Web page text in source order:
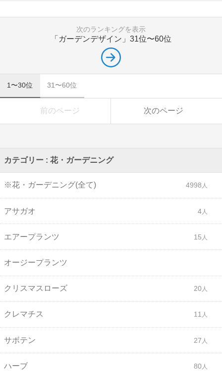
次のランキングを表示
「ガーデンデザイン」 31位〜60位
1〜30位 31〜60位
前のページ 次のページ
カテゴリー : 花・ガーデニング
※花・ガーデニング(全て) 4998
アサガオ 4
エアープランツ 15
オージープランツ
クリスマスローズ 20
クレマチス 11
サボテン 27
ハーブ 80